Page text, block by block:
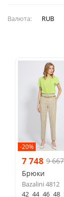
Валюта: RUB
-20%
7 748 9 667
Брюки
Bazalini 4812
42 44 46 48